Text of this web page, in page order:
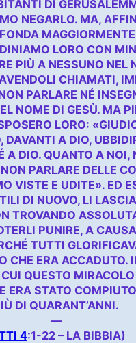
DI
NEGARLO. MA,
LORO CON
PIÙ A NESSUNO NEL
CHIAMATI,
PARLARE NÉ
NOME DI GESÙ. MA
LORO:
DAVANTI A DIO,
A DIO. QUANTO A NOI,
PARLARE DELLE
VISTE E UDITE». ED
DI NUOVO, LI
TROVANDO
PUNIRE, A
TUTTI
CHE ERA ACCADUTO.
CUI QUESTO
ERA STATO
DI QUARANT’ANNI.
—
4:1-22 – LA BIBBIA)